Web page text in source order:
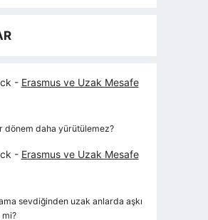
- Erasmus ve Uzak Mesafe
dönem daha yürütülemez?
- Erasmus ve Uzak Mesafe
sevdiğinden uzak anlarda aşkı
mi?